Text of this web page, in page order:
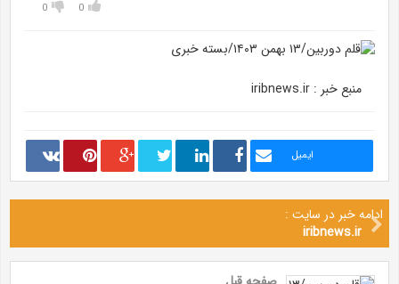
0
0
منبع خبر : iribnews.ir
ایمیل
ادامه خبر در سایت :
iribnews.ir